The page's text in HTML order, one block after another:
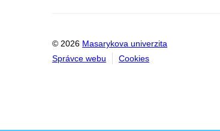
© 2026 Masarykova univerzita
Správce webu
Cookies